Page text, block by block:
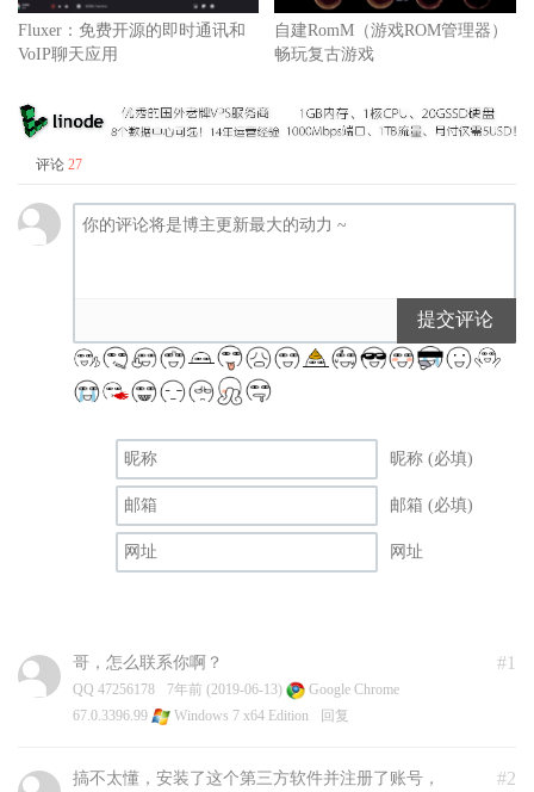
Fluxer：免费开源的即时通讯和
VoIP聊天应用
自建RomM（游戏ROM管理器）
畅玩复古游戏
评论 27
提交评论
昵称 (必填)
邮箱 (必填)
网址
#1
哥，怎么联系你啊？
QQ 47256178 7年前 (2019-06-13)
Google Chrome
67.0.3396.99
Windows 7 x64 Edition 回复
#2
搞不太懂，安装了这个第三方软件并注册了账号，